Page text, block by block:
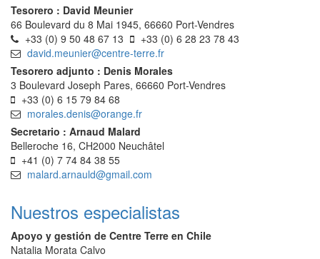
Tesorero : David Meunier
66 Boulevard du 8 Mai 1945, 66660 Port-Vendres
+33 (0) 9 50 48 67 13
+33 (0) 6 28 23 78 43
david.meunier@centre-terre.fr
Tesorero adjunto : Denis Morales
3 Boulevard Joseph Pares, 66660 Port-Vendres
+33 (0) 6 15 79 84 68
morales.denis@orange.fr
Secretario : Arnaud Malard
Belleroche 16, CH2000 Neuchâtel
+41 (0) 7 74 84 38 55
malard.arnauld@gmail.com
Nuestros especialistas
Apoyo y gestión de Centre Terre en Chile
Natalia Morata Calvo